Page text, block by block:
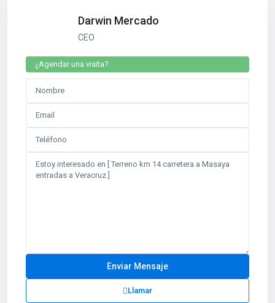
Darwin Mercado
CEO
¿Agendar una visita?
Llamar